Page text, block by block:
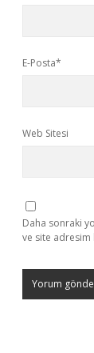
E-Posta*
Web Sitesi
Daha sonraki
ve site adresim